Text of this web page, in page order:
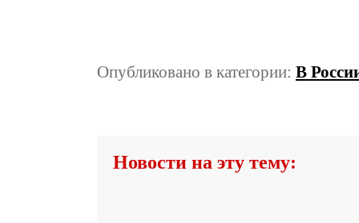
Опубликовано в категории: В
Новости на эту тему: